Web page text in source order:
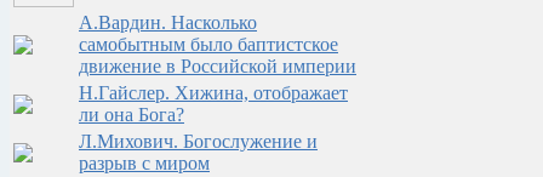
А.Вардин. Насколько
самобытным было баптистское
движение в Российской империи
Н.Гайслер. Хижина, отображает
ли она Бога?
Л.Михович. Богослужение и
разрыв с миром